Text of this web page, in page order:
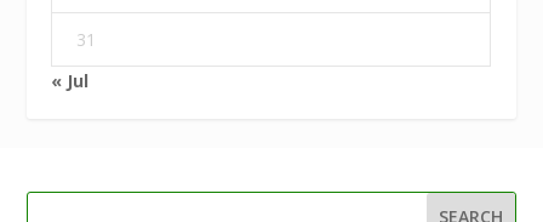
31
« Jul